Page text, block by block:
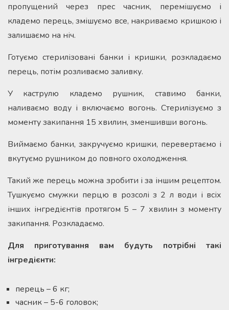
пропущений через прес часник, перемішуємо і
кладемо перець, змішуємо все, накриваємо кришкою і
залишаємо на ніч.
Готуємо стерилізовані банки і кришки, розкладаємо
перець, потім розливаємо заливку.
У каструлю кладемо рушник, ставимо банки,
наливаємо воду і включаємо вогонь. Стерилізуємо з
моменту закипання 15 хвилин, зменшивши вогонь.
Виймаємо банки, закручуємо кришки, перевертаємо і
вкутуємо рушником до повного охолодження.
Такий же перець можна зробити і за іншим рецептом.
Тушкуємо смужки перцю в розсолі з 2 л води і всіх
інших інгредієнтів протягом 5 – 7 хвилин з моменту
закипання. Розкладаємо.
Для приготування вам будуть потрібні такі
інгредієнти:
перець – 6 кг;
часник – 5-6 головок;